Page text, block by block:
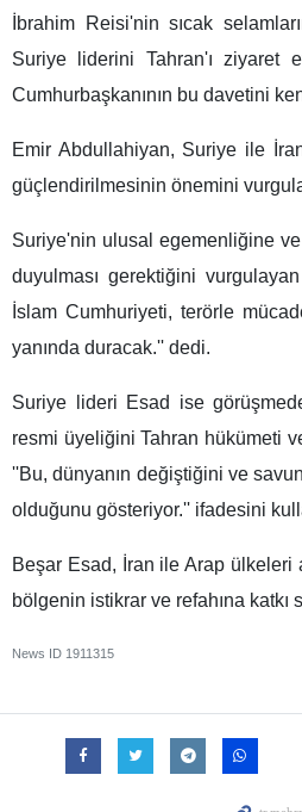
İbrahim Reisi'nin sıcak
Suriye liderini Tahran'ı ziyaret
Cumhurbaşkanının bu davetini
Emir Abdullahiyan, Suriye ile
güçlendirilmesinin önemini
Suriye'nin ulusal egemenliğine
duyulması gerektiğini
İslam Cumhuriyeti, terörle
yanında duracak.'' dedi.
Suriye lideri Esad ise
resmi üyeliğini Tahran hükümeti
''Bu, dünyanın değiştiğini ve
olduğunu gösteriyor.'' ifadesini
Beşar Esad, İran ile Arap ülkeleri
bölgenin istikrar ve refahına katkı
News ID 1911315